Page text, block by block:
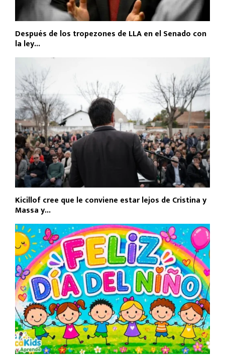
Después de los tropezones de LLA en el Senado con
la ley...
Kicillof cree que le conviene estar lejos de Cristina y
Massa y...